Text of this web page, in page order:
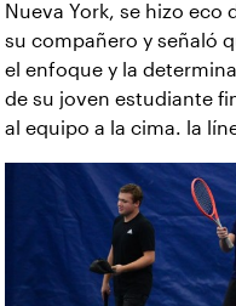
Nueva York, se hizo eco
su compañero y señaló
el enfoque y la
de su joven estudiante
al equipo a la cima. la